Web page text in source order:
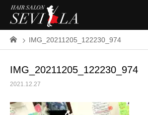
IMG_20211205_122230_974
IMG_20211205_122230_974
2021.12.27